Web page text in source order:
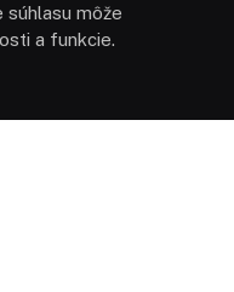
súhlasu môže
a funkcie.